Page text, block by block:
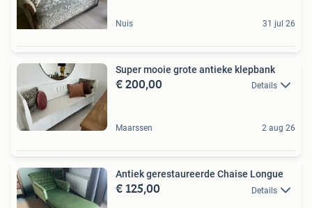
Nuis 31 jul 26
Super mooie grote antieke klepbank
€ 200,00 Details
Maarssen 2 aug 26
Antiek gerestaureerde Chaise Longue
€ 125,00 Details